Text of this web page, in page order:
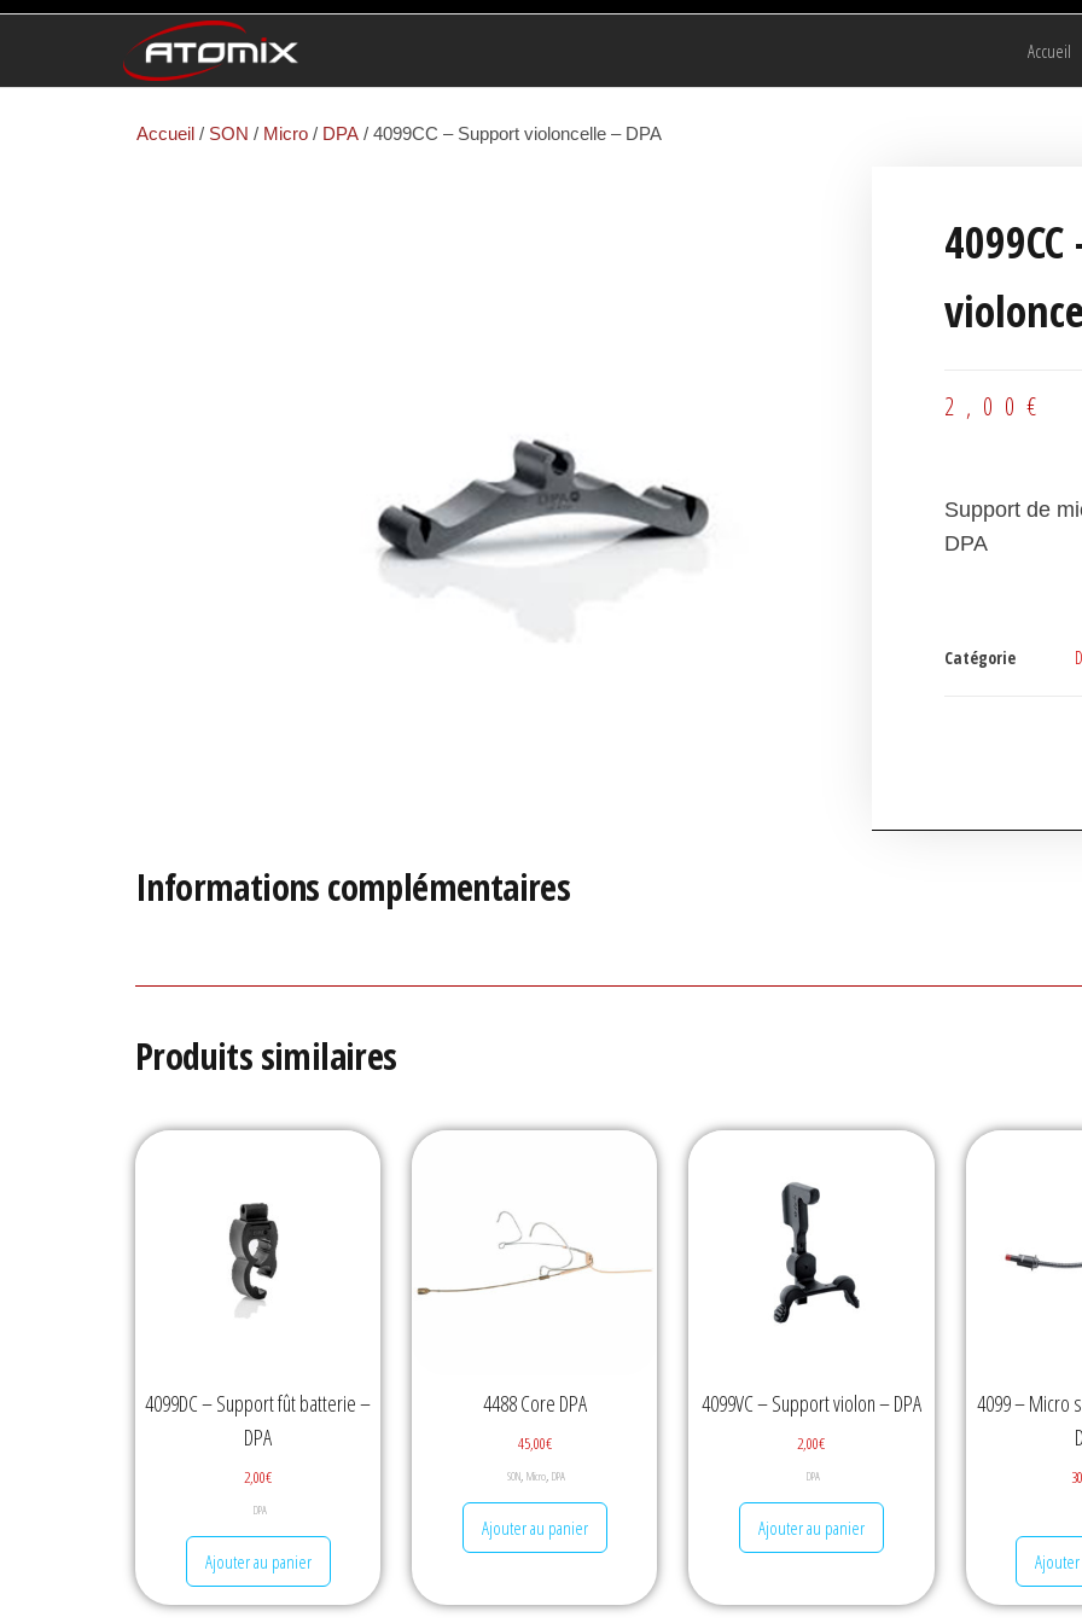
Accueil
Accueil / SON / Micro / DPA / 4099CC – Support violoncelle – DPA
2,00 €
Support de
DPA
Catégorie
Informations complémentaires
Produits similaires
4099DC – Support fût batterie –
DPA
2,00€
DPA
Ajouter au panier
4488 Core DPA
45,00€
SON, Micro, DPA
Ajouter au panier
4099VC – Support violon – DPA
2,00€
DPA
Ajouter au panier
4099 – Micro